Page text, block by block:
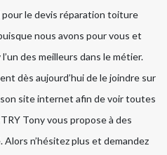
le devis réparation toiture
nous avons pour vous et
des meilleurs dans le métier.
dès aujourd’hui de le joindre sur
site internet afin de voir toutes
Tony vous propose à des
n’hésitez plus et demandez